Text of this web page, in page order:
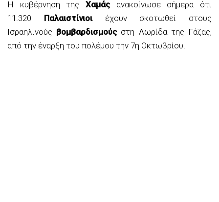
Η κυβέρνηση της Χαμάςανακοίνωσε σήμερα ότι
11.320 Παλαιστίνιοιέχουν σκοτωθεί στους
Ισραηλινούς βομβαρδισμούςστη Λωρίδα της Γάζας,
από την έναρξη του πολέμου την 7η Οκτωβρίου.